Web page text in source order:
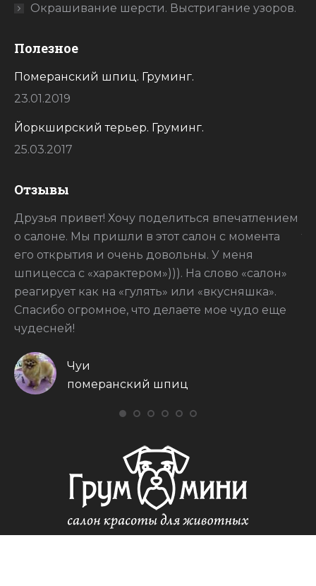
Окрашивание шерсти. Выстригание узоров.
Полезное
Померанский шпиц. Груминг.
23.01.2019
Йоркширский терьер. Груминг.
25.03.2017
Отзывы
Друзья привет! Хочу поделиться впечатлением
о салоне. Мы пришли в этот салон с момента
его открытия и очень довольны. У меня
шпицесса с «характером»))). На слово «салон»
реагирует как на «гулять» или «вкусняшка».
Спасибо огромное, что делаете мое чудо еще
чудесней!
Чуи
померанский шпиц